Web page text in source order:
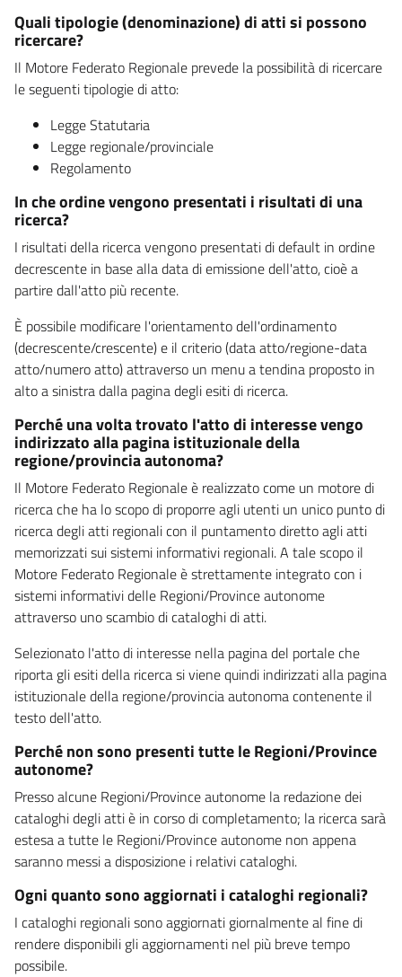
Quali tipologie (denominazione) di atti si possono
ricercare?
Il Motore Federato Regionale prevede la possibilità di ricercare
le seguenti tipologie di atto:
Legge Statutaria
Legge regionale/provinciale
Regolamento
In che ordine vengono presentati i risultati di una
ricerca?
I risultati della ricerca vengono presentati di default in ordine
decrescente in base alla data di emissione dell'atto, cioè a
partire dall'atto più recente.
È possibile modificare l'orientamento dell'ordinamento
(decrescente/crescente) e il criterio (data atto/regione-data
atto/numero atto) attraverso un menu a tendina proposto in
alto a sinistra dalla pagina degli esiti di ricerca.
Perché una volta trovato l'atto di interesse vengo
indirizzato alla pagina istituzionale della
regione/provincia autonoma?
Il Motore Federato Regionale è realizzato come un motore di
ricerca che ha lo scopo di proporre agli utenti un unico punto di
ricerca degli atti regionali con il puntamento diretto agli atti
memorizzati sui sistemi informativi regionali. A tale scopo il
Motore Federato Regionale è strettamente integrato con i
sistemi informativi delle Regioni/Province autonome
attraverso uno scambio di cataloghi di atti.
Selezionato l'atto di interesse nella pagina del portale che
riporta gli esiti della ricerca si viene quindi indirizzati alla pagina
istituzionale della regione/provincia autonoma contenente il
testo dell'atto.
Perché non sono presenti tutte le Regioni/Province
autonome?
Presso alcune Regioni/Province autonome la redazione dei
cataloghi degli atti è in corso di completamento; la ricerca sarà
estesa a tutte le Regioni/Province autonome non appena
saranno messi a disposizione i relativi cataloghi.
Ogni quanto sono aggiornati i cataloghi regionali?
I cataloghi regionali sono aggiornati giornalmente al fine di
rendere disponibili gli aggiornamenti nel più breve tempo
possibile.